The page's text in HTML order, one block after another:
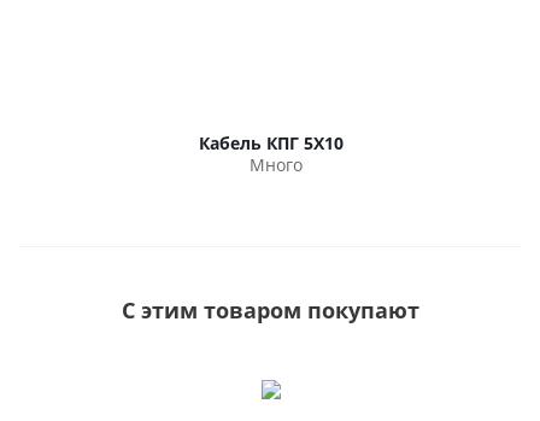
Кабель КПГ 5Х10
Много
С этим товаром покупают